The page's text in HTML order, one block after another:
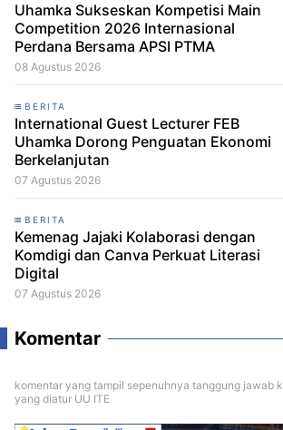
Uhamka Sukseskan Kompetisi Main
Competition 2026 Internasional
Perdana Bersama APSI PTMA
08 Agustus 2026
BERITA
International Guest Lecturer FEB
Uhamka Dorong Penguatan Ekonomi
Berkelanjutan
07 Agustus 2026
BERITA
Kemenag Jajaki Kolaborasi dengan
Komdigi dan Canva Perkuat Literasi
Digital
07 Agustus 2026
Komentar
komentar yang tampil sepenuhnya tanggung jawab
yang diatur UU ITE